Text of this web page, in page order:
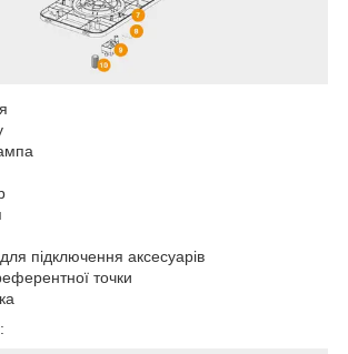
підключення aксесуарів
точки